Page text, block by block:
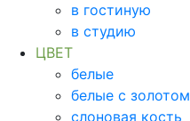
в гостиную
в студию
ЦВЕТ
белые
белые с золотом
слоновая кость